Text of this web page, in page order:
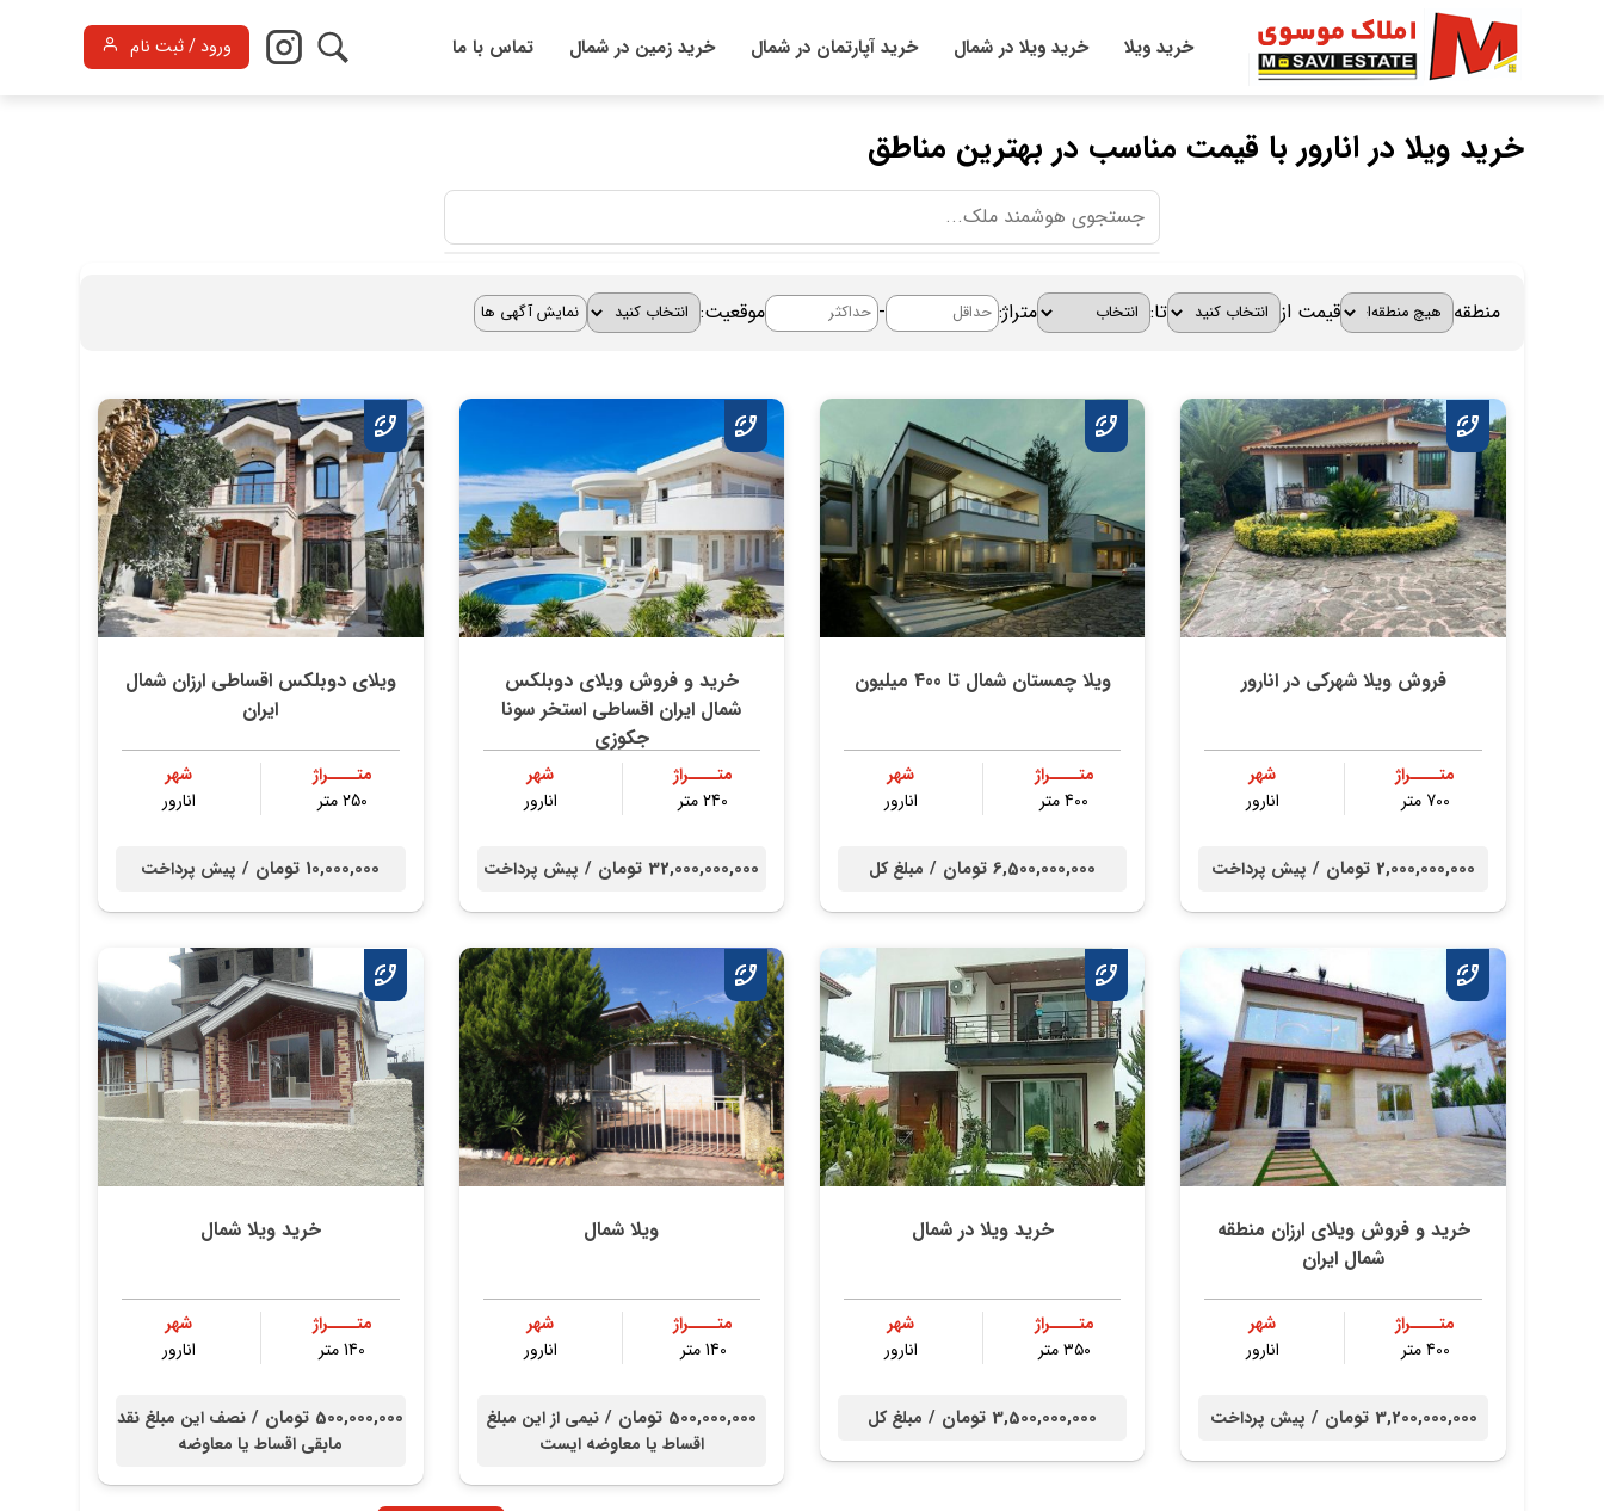
خرید ویلا خرید ویلا در شمال خرید آپارتمان در شمال خرید زمین در شمال تماس با ما ورود / ثبت نام
خرید ویلا در انارور با قیمت مناسب در بهترین مناطق
منطقه قیمت از تا: متراژ: - موقعیت:
فروش ویلا شهرکی در انارور
متــــراژ
700 متر
شهر
انارور
2,000,000,000 تومان / پیش پرداخت
ویلا چمستان شمال تا 400 میلیون
متــــراژ
400 متر
شهر
انارور
6,500,000,000 تومان / مبلغ کل
خرید و فروش ویلای دوبلکس
شمال ایران اقساطی استخر سونا
جکوزی
متــــراژ
240 متر
شهر
انارور
32,000,000,000 تومان / پیش پرداخت
ویلای دوبلکس اقساطی ارزان شمال
ایران
متــــراژ
250 متر
شهر
انارور
10,000,000 تومان / پیش پرداخت
خرید و فروش ویلای ارزان منطقه
شمال ایران
متــــراژ
400 متر
شهر
انارور
3,200,000,000 تومان / پیش پرداخت
خرید ویلا در شمال
متــــراژ
۳۵۰ متر
شهر
انارور
3,500,000,000 تومان / مبلغ کل
ویلا شمال
متــــراژ
140 متر
شهر
انارور
500,000,000 تومان /
نیمی از این مبلغ
اقساط یا معاوضه ایست
خرید ویلا شمال
متــــراژ
140 متر
شهر
انارور
500,000,000 تومان /
نصف این مبلغ نقد
مابقی اقساط یا معاوضه